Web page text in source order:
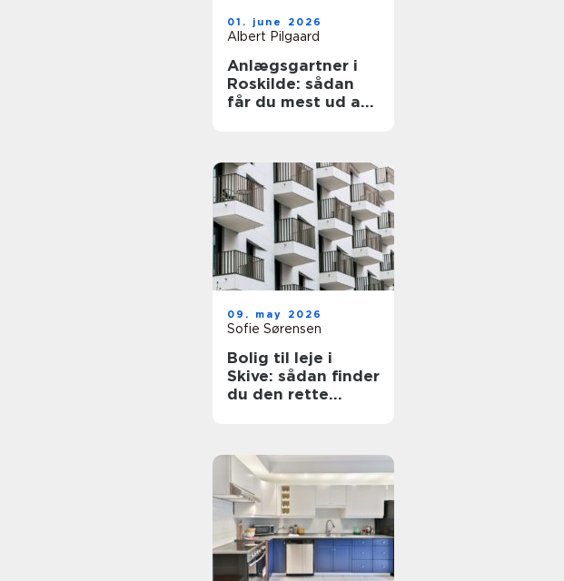
01. june 2026
Albert Pilgaard
Anlægsgartner i
Roskilde: sådan
får du mest ud af
09. may 2026
Sofie Sørensen
Bolig til leje i
Skive: sådan finder
du den rette